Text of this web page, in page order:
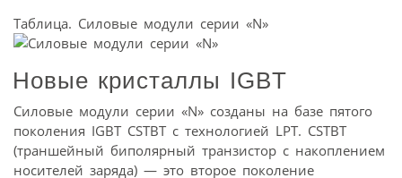
Таблица. Силовые модули серии «N»
Новые кристаллы IGBT
Силовые модули серии «N» созданы на базе пятого
поколения IGBT CSTBT с технологией LPT. CSTBT
(траншейный биполярный транзистор с накоплением
носителей заряда) — это второе поколение